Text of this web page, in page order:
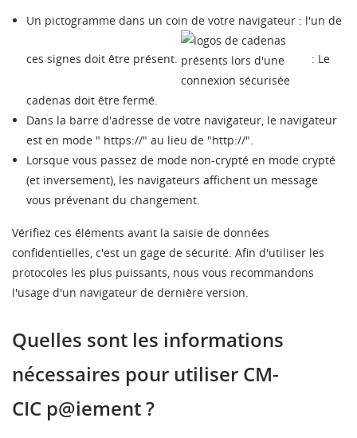
Un pictogramme dans un coin de votre navigateur : l'un de
ces signes doit être présent. : Le
cadenas doit être fermé.
Dans la barre d'adresse de votre navigateur, le navigateur
est en mode " https://" au lieu de "http://".
Lorsque vous passez de mode non-crypté en mode crypté
(et inversement), les navigateurs affichent un message
vous prévenant du changement.
Vérifiez ces éléments avant la saisie de données
confidentielles, c'est un gage de sécurité. Afin d'utiliser les
protocoles les plus puissants, nous vous recommandons
l'usage d'un navigateur de dernière version.
Quelles sont les informations
nécessaires pour utiliser CM-
CIC p@iement?
MES LISTES
add_circle_outline
((MODALTITLE))
((confirmMessage))
votre liste d'envies.